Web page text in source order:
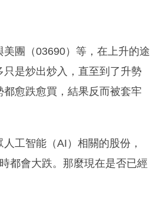
團（03690）等，在上升的途
是炒出炒入，直至到了升勢
愈跌愈買，結果反而被套牢
工智能（AI）相關的股份，
都會大跌。那麼現在是否已經